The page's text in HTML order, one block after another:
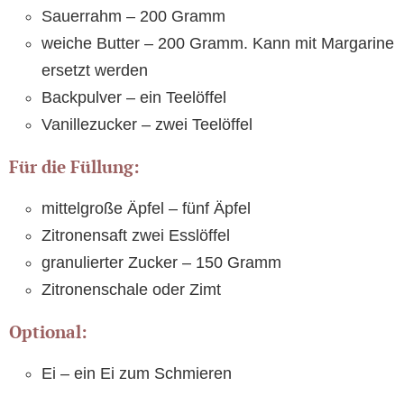
Sauerrahm – 200 Gramm
weiche Butter – 200 Gramm. Kann mit Margarine
ersetzt werden
Backpulver – ein Teelöffel
Vanillezucker – zwei Teelöffel
Für die Füllung:
mittelgroße Äpfel – fünf Äpfel
Zitronensaft zwei Esslöffel
granulierter Zucker – 150 Gramm
Zitronenschale oder Zimt
Optional:
Ei – ein Ei zum Schmieren